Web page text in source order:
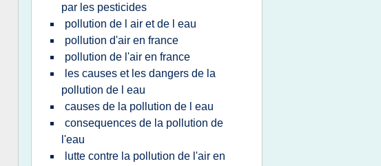
par les pesticides
pollution de l air et de l eau
pollution d'air en france
pollution de l'air en france
les causes et les dangers de la
pollution de l eau
causes de la pollution de l eau
consequences de la pollution de
l'eau
lutte contre la pollution de l'air en